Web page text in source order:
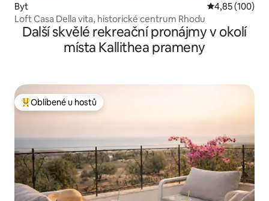
Byt Průměrné
4,85 (100)
Loft Casa Della vita, historické centrum Rhodu
Další skvělé rekreační pronájmy v okolí
místa Kallithea prameny
Nejlepší v kategorii Oblíbené u hostů
Oblíbené u hostů